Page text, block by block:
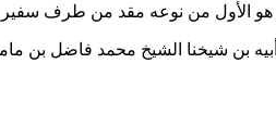
هو الأول من نوعه مقد من طرف
بن شيخنا الشيخ محمد فاضل بن